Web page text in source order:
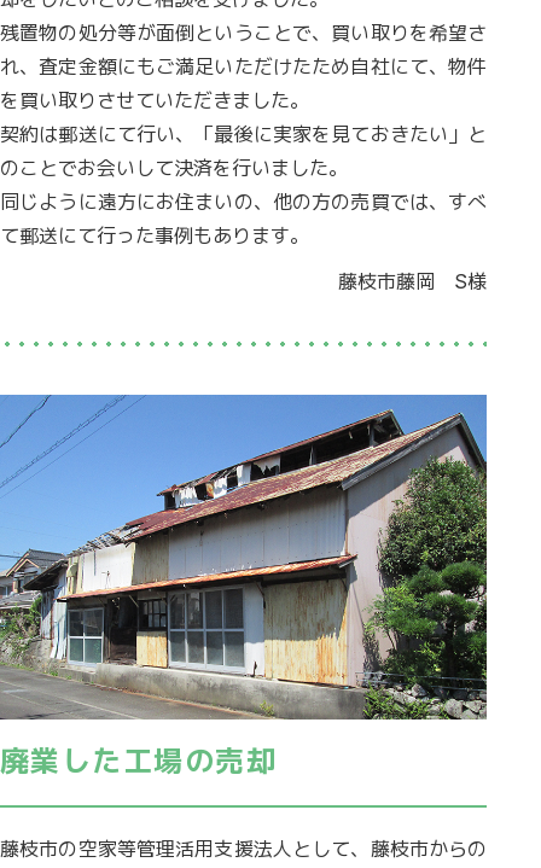
残置物の処分等が面倒ということで、買い取りを希望さ
れ、査定金額にもご満足いただけたため自社にて、物件
を買い取りさせていただきました。
契約は郵送にて行い、「最後に実家を見ておきたい」と
のことでお会いして決済を行いました。
同じように遠方にお住まいの、他の方の売買では、すべ
て郵送にて行った事例もあります。
藤枝市藤岡 S様
廃業した工場の売却
藤枝市の空家等管理活用支援法人として、藤枝市からの